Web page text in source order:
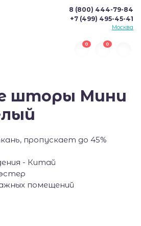
8 (800) 444-79-84
+7 (499) 495-45-41
Москва
0 0
шторы Мини
пропускает до 45%
- Китай
помещений